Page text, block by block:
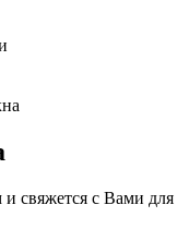
свяжется с Вами для